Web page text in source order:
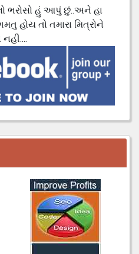
ભરોસો હું આપું છું..અને હા
હોય તો તમારા મિત્રોને